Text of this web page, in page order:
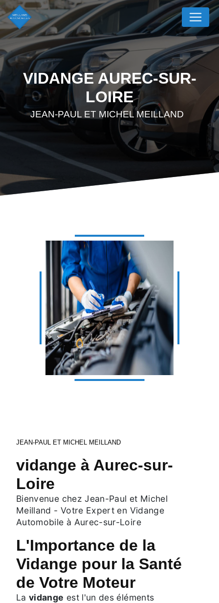
VIDANGE AUREC-SUR-
LOIRE
JEAN-PAUL ET MICHEL MEILLAND
JEAN-PAUL ET MICHEL MEILLAND
vidange à Aurec-sur-
Loire
Bienvenue chez Jean-Paul et Michel
Meilland - Votre Expert en Vidange
Automobile à Aurec-sur-Loire
L'Importance de la
Vidange pour la Santé
de Votre Moteur
Lavidange est l'un des éléments
Panneau de gestion des cookies